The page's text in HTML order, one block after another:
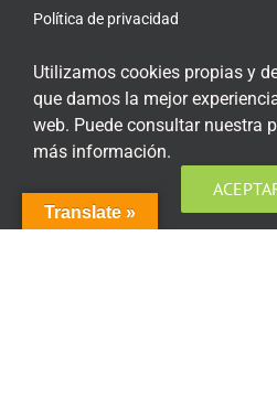
Política de privacidad
Política de cookies
Condiciones generales de
Acceso plataforma de
Translate »
Utilizamos cookies propias y
que damos la mejor
web. Puede consultar nuestra
más información.